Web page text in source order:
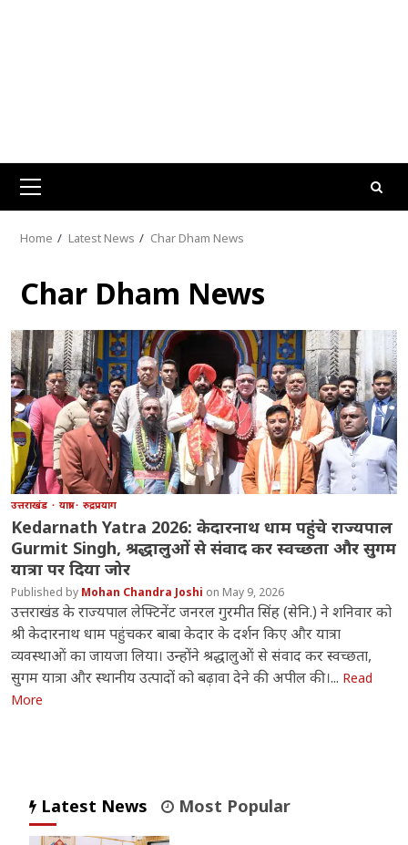
Primary
Menu
Home Latest News Char Dham News
Char Dham News
उत्तराखंड यात्रा रुद्रप्रयाग
Kedarnath Yatra 2026: केदारनाथ धाम पहुंचे राज्यपाल
Gurmit Singh, श्रद्धालुओं से संवाद कर स्वच्छता और सुगम
यात्रा पर दिया जोर
Mohan Chandra Joshi May 9, 2026
उत्तराखंड के राज्यपाल लेफ्टिनेंट जनरल गुरमीत सिंह (सेनि.) ने शनिवार को
श्री केदारनाथ धाम पहुंचकर बाबा केदार के दर्शन किए और यात्रा
व्यवस्थाओं का जायजा लिया। उन्होंने श्रद्धालुओं से संवाद कर स्वच्छता,
सुगम यात्रा और स्थानीय उत्पादों को बढ़ावा देने की अपील की।... Read
More
Latest News Most Popular